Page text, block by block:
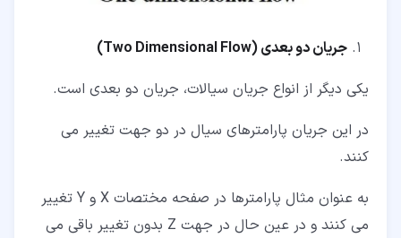
جریان دو بعدی (Two Dimensional Flow
)
یکی دیگر از انواع جریان سیالات، جریان دو بعدی است.
در این جریان پارامترهای سیال در دو جهت تغییر می
کنند.
به عنوان مثال پارامترها در صفحه مختصات X و Y تغییر
می کنند و در عین حال در جهت Z بدون تغییر باقی می